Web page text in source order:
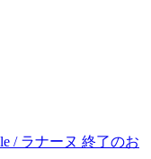
/ ラナーヌ 終了のお